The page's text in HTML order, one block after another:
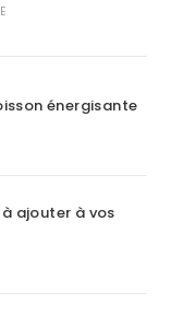
énergisante
ajouter à vos